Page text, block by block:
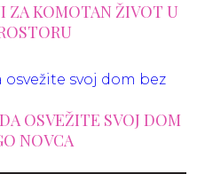
ZA KOMOTAN ŽIVOT U
OSVEŽITE SVOJ DOM
NOVCA